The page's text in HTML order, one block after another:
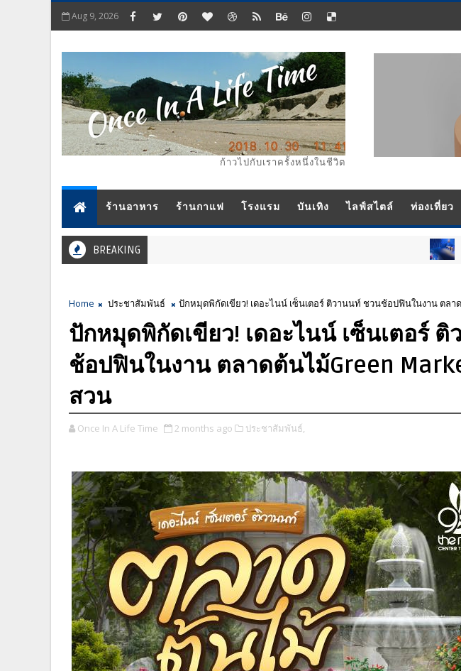
Aug 9, 2026
ก้าวไปกับเราครั้งหนึ่งในชีวิต
ร้านอาหาร ร้านกาแฟ โรงแรม บันเทิง ไลฟ์สไตล์ ท่องเที่ยว
BREAKING บันเทิง “
Home ประชาสัมพันธ์ ปักหมุดพิกัดเขียว! เดอะไนน์ เซ็นเตอร์ ติวานนท์ ชวนช้อปฟินในงาน ตล
ปักหมุดพิกัดเขียว! เดอะไนน์ เซ็นเตอร์
ช้อปฟินในงาน ตลาดต้นไม้Green
สวน
Once In A Life Time 2 months ago ประชาสัมพันธ์,